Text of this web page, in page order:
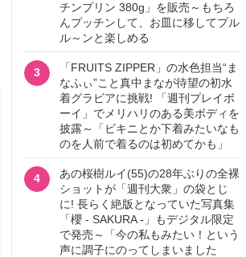
チンプリン 380g」を販売～もちろ
んプッチンして、お皿に移してプル
ル～ンと楽しめる
3
「FRUITS ZIPPER」の水色担当“ま
なふぃ”こと真中まなが待望の初水
着グラビアに挑戦! 「週刊プレイボ
ーイ」でメリハリのある美ボディを
披露～「ビキニとか下着みたいなも
のを人前で着るのは初めてかも」
4
あの桜樹ルイ(55)の28年ぶりの全裸
ショットが「週刊大衆」の袋とじ
に! 長らく絶版となっていた写真集
「櫻 - SAKURA -」もデジタル限定
で発売～「今の私もみたい！という
声に調子にのってしまいました